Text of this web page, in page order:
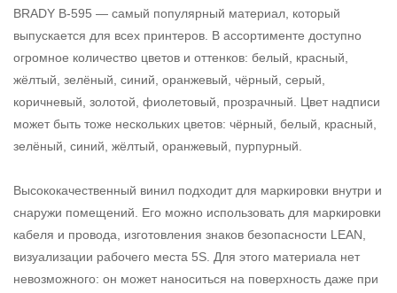
BRADY B-595 — самый популярный материал, который
выпускается для всех принтеров. В ассортименте доступно
огромное количество цветов и оттенков: белый, красный,
жёлтый, зелёный, синий, оранжевый, чёрный, серый,
коричневый, золотой, фиолетовый, прозрачный. Цвет надписи
может быть тоже нескольких цветов: чёрный, белый, красный,
зелёный, синий, жёлтый, оранжевый, пурпурный.
Высококачественный винил подходит для маркировки внутри и
снаружи помещений. Его можно использовать для маркировки
кабеля и провода, изготовления знаков безопасности LEAN,
визуализации рабочего места 5S. Для этого материала нет
невозможного: он может наноситься на поверхность даже при